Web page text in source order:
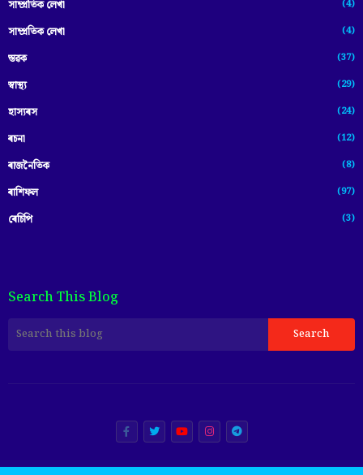
সাম্প্রতিক লেখা (4)
সাম্প্ৰতিক লেখা (4)
স্তৱক (37)
স্বাস্থ্য (29)
হাস্যৰস (24)
ৰচনা (12)
ৰাজনৈতিক (8)
ৰাশিফল (97)
ৰেচিপি (3)
Search This Blog